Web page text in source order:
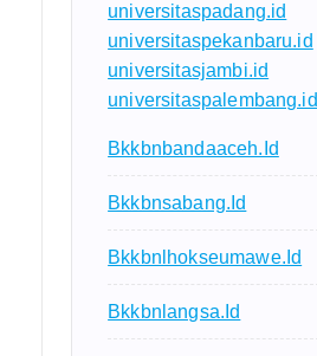
universitaspadang.id
universitaspekanbaru.id
universitasjambi.id
universitaspalembang.id
Bkkbnbandaaceh.id
Bkkbnsabang.id
Bkkbnlhokseumawe.id
Bkkbnlangsa.id